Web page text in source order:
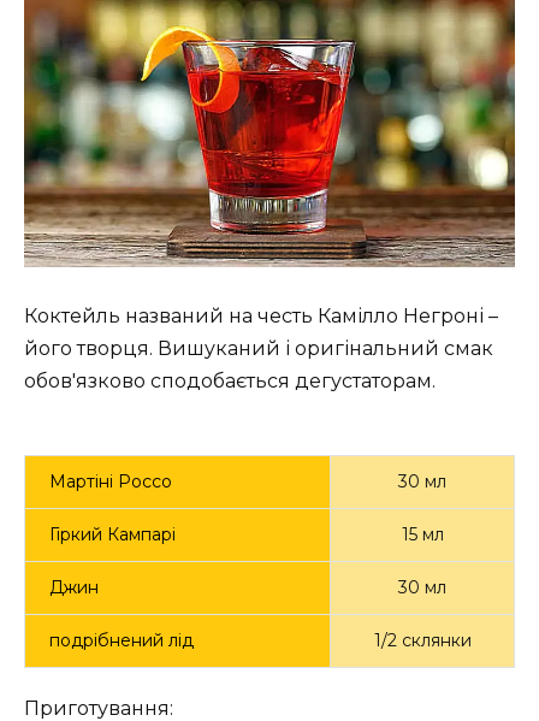
Коктейль названий на честь Камілло Негроні –
його творця. Вишуканий і оригінальний смак
обов'язково сподобається дегустаторам.
Мартіні Россо 30 мл
Гіркий Кампарі 15 мл
Джин 30 мл
подрібнений лід 1/2 склянки
Приготування: